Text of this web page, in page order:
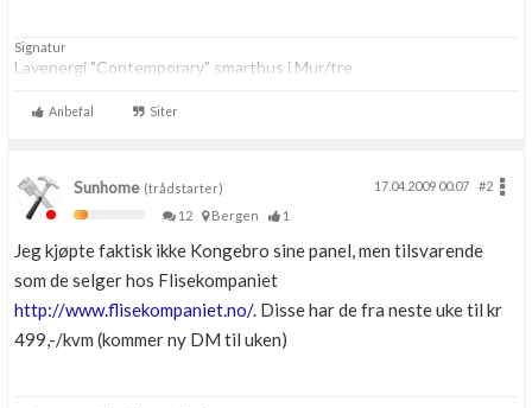
Signatur
Lavenergi "Contemporary" smarthus i Mur/tre
Anbefal Siter
Sunhome(trådstarter) 17.04.2009 00.07
#2
12
Bergen 1
Jeg kjøpte faktisk ikke Kongebro sine panel, men tilsvarende
som de selger hos Flisekompaniet
http://www.flisekompaniet.no/. Disse har de fra neste uke til kr
499,-/kvm (kommer ny DM til uken)